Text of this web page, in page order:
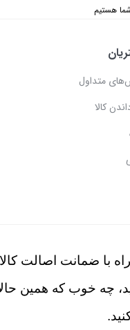
متداول
کالا
با ضمانت اصالت کالا
چه خوب که همین حالا